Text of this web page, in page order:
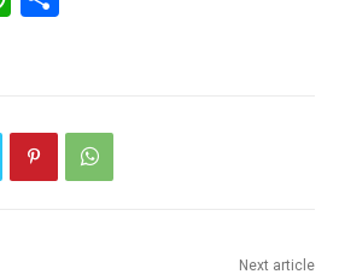
A
p
Next article